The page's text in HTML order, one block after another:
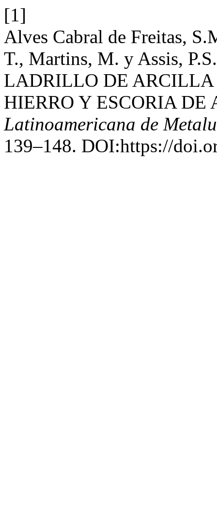
[1]
Alves Cabral de Freitas,
T., Martins, M. y Assis,
LADRILLO DE ARCILLA
HIERRO Y ESCORIA DE
Latinoamericana de
139–148. DOI:https://